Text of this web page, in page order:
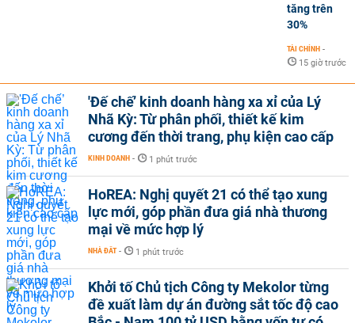
tăng trên
30%
TÀI CHÍNH -
15 giờ trước
'Đế chế’ kinh doanh hàng xa xỉ của Lý
Nhã Kỳ: Từ phân phối, thiết kế kim
cương đến thời trang, phụ kiện cao cấp
KINH DOANH - 1 phút trước
HoREA: Nghị quyết 21 có thể tạo xung
lực mới, góp phần đưa giá nhà thương
mại về mức hợp lý
NHÀ ĐẤT - 1 phút trước
Khởi tố Chủ tịch Công ty Mekolor từng
đề xuất làm dự án đường sắt tốc độ cao